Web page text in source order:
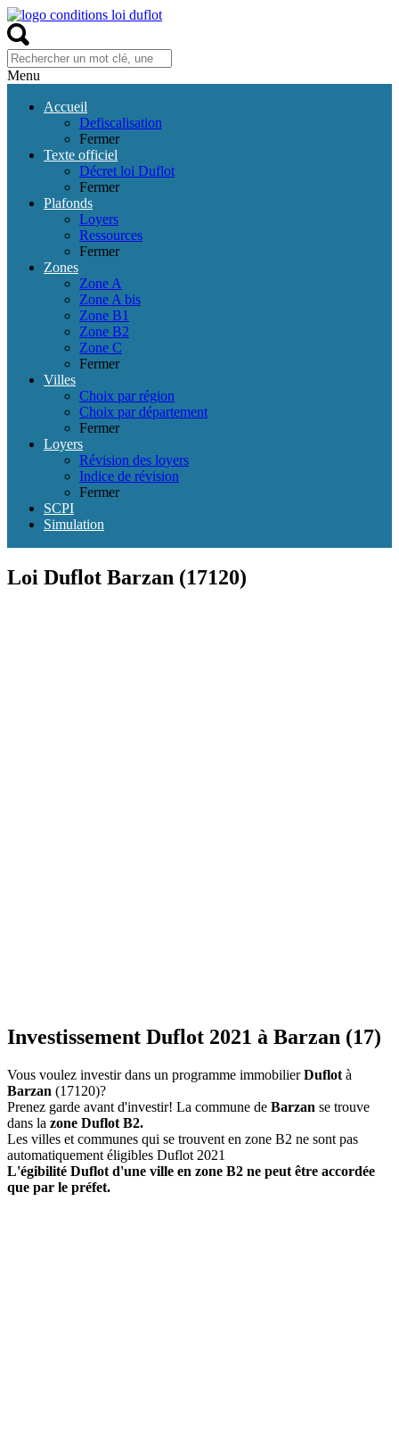
Menu
Accueil
Defiscalisation
Fermer
Texte officiel
Décret loi Duflot
Fermer
Plafonds
Loyers
Ressources
Fermer
Zones
Zone A
Zone A bis
Zone B1
Zone B2
Zone C
Fermer
Villes
Choix par région
Choix par département
Fermer
Loyers
Révision des loyers
Indice de révision
Fermer
SCPI
Simulation
Loi Duflot Barzan (17120)
Investissement Duflot 2021 à Barzan (17)
Vous voulez investir dans un programme immobilierDuflot à
Barzan (17120)?
Prenez garde avant d'investir! La commune de Barzan se trouve
dans la zone Duflot B2.
Les villes et communes qui se trouvent en zone B2 ne sont pas
automatiquement éligibles Duflot 2021
L'égibilité Duflot d'une ville en zone B2 ne peut être accordée
que par le préfet.